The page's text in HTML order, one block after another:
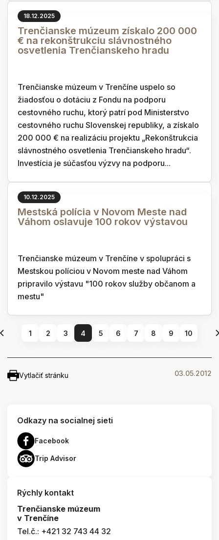
18.12.2025
Trenčianske múzeum získalo 200 000
€ na rekonštrukciu slávnostného
osvetlenia Trenčianskeho hradu
Trenčianske múzeum v Trenčíne uspelo so
žiadosťou o dotáciu z Fondu na podporu
cestovného ruchu, ktorý patrí pod Ministerstvo
cestovného ruchu Slovenskej republiky, a získalo
200 000 € na realizáciu projektu „Rekonštrukcia
slávnostného osvetlenia Trenčianskeho hradu“.
Investícia je súčasťou výzvy na podporu...
10.12.2025
Mestská polícia v Novom Meste nad
Váhom oslavuje 100 rokov výstavou
Trenčianske múzeum v Trenčíne v spolupráci s
Mestskou políciou v Novom meste nad Váhom
pripravilo výstavu "100 rokov služby občanom a
mestu"
1 2 3 4 5 6 7 8 9 10
Vytlačiť stránku 03.05.2012
Odkazy na socialnej sieti
Facebook
Trip Advisor
Rýchly kontakt
Trenčianske múzeum
v Trenčíne
Tel.č.: +421 32 743 44 32